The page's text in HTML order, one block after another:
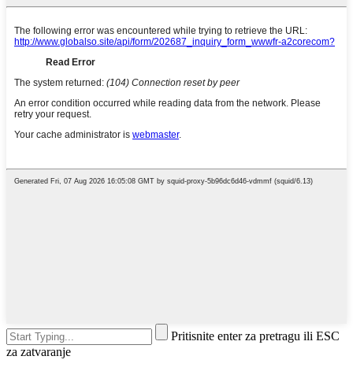
Pritisnite enter za pretragu ili ESC
za zatvaranje